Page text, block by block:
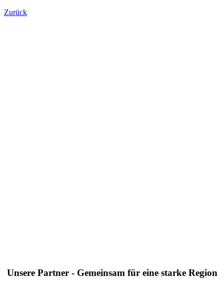
Zurück
Unsere Partner - Gemeinsam für eine starke Region